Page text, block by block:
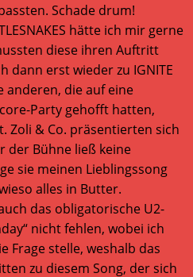
Schade drum!
hätte ich mir gerne
diese ihren Auftritt
dann erst wieder zu IGNITE
anderen, die auf eine
Party gehofft hatten,
Zoli & Co. präsentierten sich
der Bühne ließ keine
sie meinen Lieblingssong
alles in Butter.
das obligatorische U2-
nicht fehlen, wobei ich
Frage stelle, weshalb das
zu diesem Song, der sich